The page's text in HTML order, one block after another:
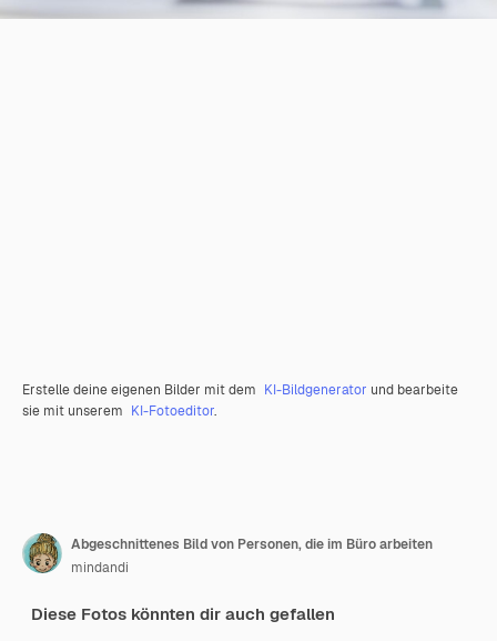
Erstelle deine eigenen Bilder mit dem KI-Bildgenerator und bearbeite
sie mit unserem KI-Fotoeditor.
Abgeschnittenes Bild von Personen, die im Büro arbeiten
mindandi
Diese Fotos könnten dir auch gefallen